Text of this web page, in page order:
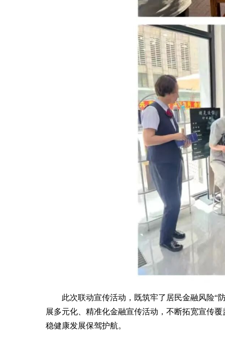
此次联动宣传活动，既筑牢了居民金融风险“
展多元化、精准化金融宣传活动，不断拓宽宣传
稳健康发展保驾护航。